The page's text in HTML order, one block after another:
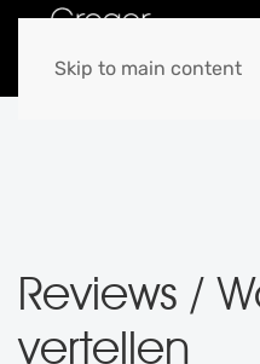
Skip to main content
Reviews /
vertellen